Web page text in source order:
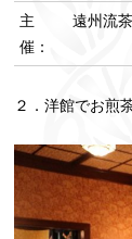
主
催：
遠州流
２．洋館でお煎